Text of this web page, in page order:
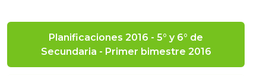
Planificaciones 2016 - 5° y 6° de
Secundaria - Primer bimestre 2016